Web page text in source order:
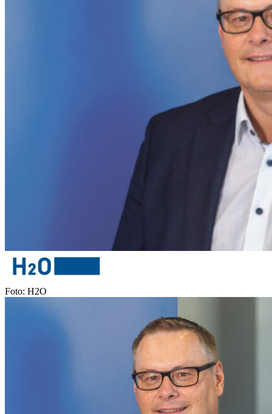
Foto: H2O